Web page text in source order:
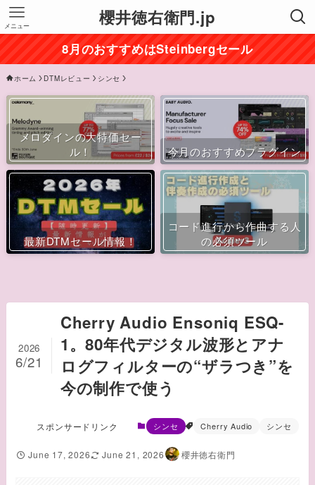
櫻井徳右衛門.jp
メニュー
8月のおすすめはSteinbergセール
ホーム DTMレビュー シンセ
メロダインの大特価セー
ル！
今月のおすすめプラグイン
最新DTMセール情報！
コード進行から作曲する人
の必須ツール
Cherry Audio Ensoniq ESQ-
1。80年代デジタル波形とアナ
ログフィルターの“ザラつき”を
今の制作で使う
2026
6/21
スポンサードリンク シンセ Cherry Audio シンセ
June 17, 2026 June 21, 2026 櫻井徳右衛門